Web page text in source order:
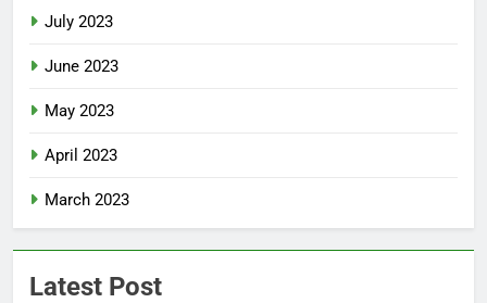
July 2023
June 2023
May 2023
April 2023
March 2023
Latest Post